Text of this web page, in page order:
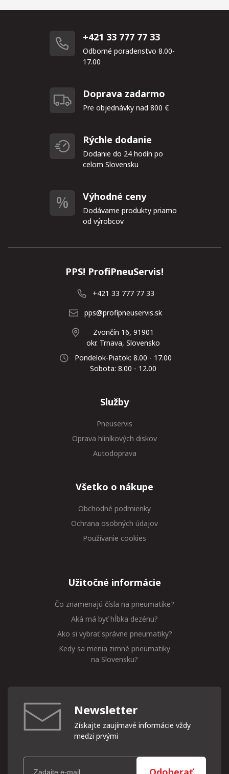
+421 33 777 77 33
Odborné poradenstvo 8.00-
17.00
Doprava zadarmo
Pre objednávky nad 800 €
Rýchle dodanie
Dodanie do 24 hodín po
celom Slovensku
Výhodné ceny
Dodávame produkty priamo
od výrobcov
PPS! ProfiPneuServis!
+421 33 777 77 33
pps@profipneuservis.sk
Zvončín 16, 91901
okr. Trnava, Slovensko
Pondelok-Piatok: 8.00 - 17.00
Sobota: 8.00 - 12.00
Služby
Pneuservis
Oprava hliníkových diskov
Autodoprava
Všetko o nákupe
Obchodné podmienky
Ochrana osobných údajov
Používanie cookies
Užitočné informácie
Čo znamenajú čísla na pneumatike?
Aká má byť hĺbka dezénu?
Ako si vybrať správne pneumatiky?
Kedy sa menia zimné pneumatiky
na Slovensku?
Newsletter
Získajte zaujímavé informácie vždy
medzi prvými